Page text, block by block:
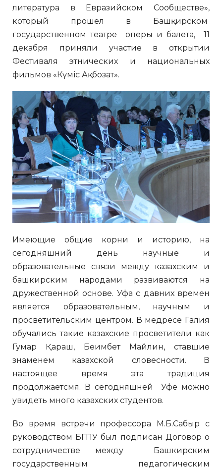
литература в Евразийском Сообществе»,
который прошел в Башқирском
государственном театре оперы и балета, 11
декабря приняли участие в открытии
Фестиваля этнических и национальных
фильмов «Күміс Ақбозат».
Имеющие общие корни и историю, на
сегодняшний день научные и
образовательные связи между казахским и
башкирским народами развиваются на
дружественной основе. Уфа с давних времен
является образовательным, научным и
просветительским центром. В медресе Галия
обучались такие казахские просветители как
Гумар Қараш, Беимбет Майлин, ставшие
знаменем казахской словесности. В
настоящее время эта традиция
продолжаетсмя. В сегодняшней Уфе можно
увидеть много казахских студентов.
Во время встречи профессора М.Б.Сабыр с
руководством БГПУ был подписан Договор о
сотрудничестве между Башкирским
государственным педагогическим